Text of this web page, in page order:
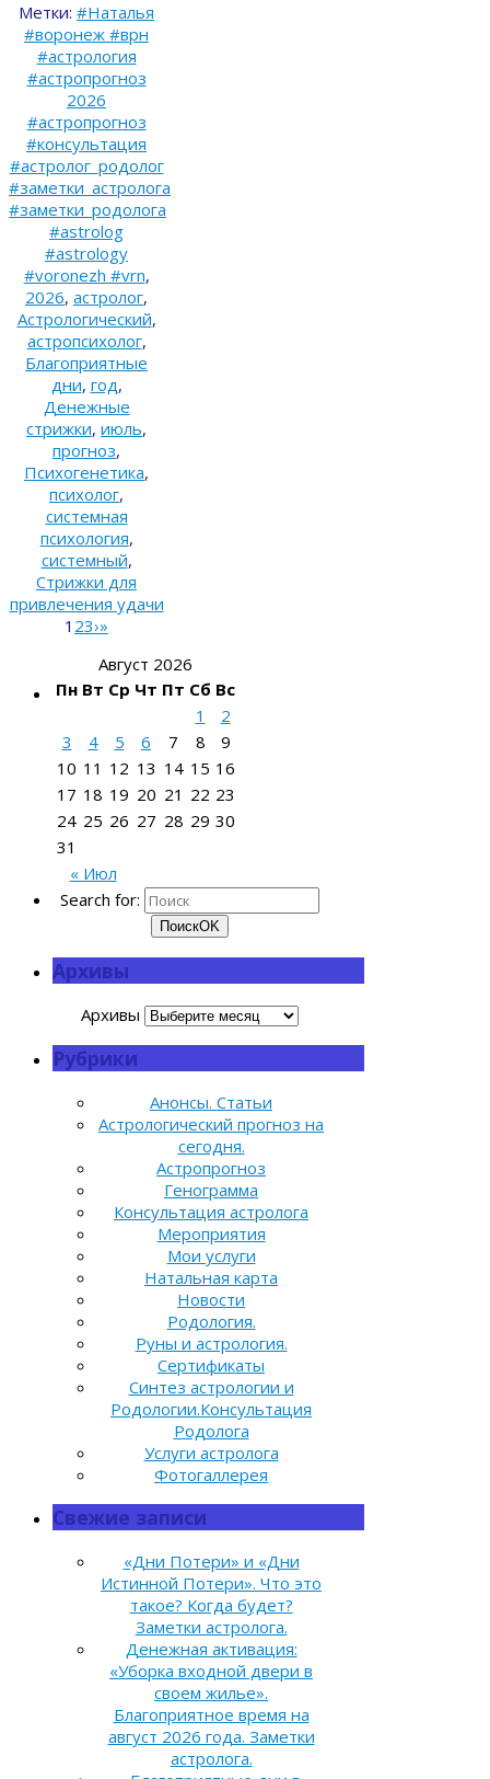
Метки: #Наталья
#воронеж #врн
#астрология
#астропрогноз
2026
#астропрогноз
#консультация
#астролог_родолог
#заметки_астролога
#заметки_родолога
#astrolog
#astrology
#voronezh #vrn,
2026, астролог,
Астрологический,
астропсихолог,
Благоприятные
дни, год,
Денежные
стрижки, июль,
прогноз,
Психогенетика,
психолог,
системная
психология,
системный,
Стрижки для
привлечения удачи
1 23›»
Август 2026
Пн Вт Ср Чт Пт Сб Вс
« Июл
1
2
3
4 5 6 7 8
9
10 11 12 13 14 15 16
17 18 19 20 21 22 23
24 25 26 27 28 29 30
31
Search for:
ПоискOK
Архивы
Архивы
Рубрики
Анонсы. Статьи
Астрологический прогноз на
сегодня.
Астропрогноз
Генограмма
Консультация астролога
Мероприятия
Мои услуги
Натальная карта
Новости
Родология.
Руны и астрология.
Сертификаты
Синтез астрологии и
Родологии.Консультация
Родолога
Услуги астролога
Фотогаллерея
Свежие записи
«Дни Потери» и «Дни
Истинной Потери». Что это
такое? Когда будет?
Заметки астролога.
Денежная активация:
«Уборка входной двери в
своем жилье».
Благоприятное время на
август 2026 года. Заметки
астролога.